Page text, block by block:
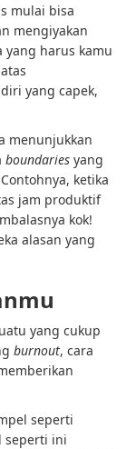
mulai bisa
mengiyakan
yang harus kamu
yang capek,
menunjukkan
boundaries yang
ketika
jam produktif
kok!
alasan yang
yang cukup
burnout, cara
seperti
seperti ini